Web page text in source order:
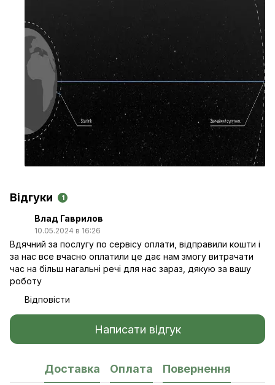
Відгуки 1
Влад Гаврилов
10.05.2024 в 16:26
Вдячний за послугу по сервісу оплати, відправили кошти і
за нас все вчасно оплатили це дає нам змогу витрачати
час на більш нагальні речі для нас зараз, дякую за вашу
роботу
Відповісти
Написати відгук
Доставка Оплата Повернення